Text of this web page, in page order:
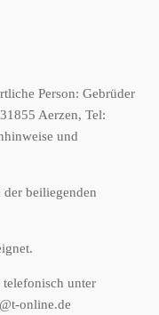
Person: Gebrüder
Aerzen, Tel:
und
der beiliegenden
telefonisch unter
online.de